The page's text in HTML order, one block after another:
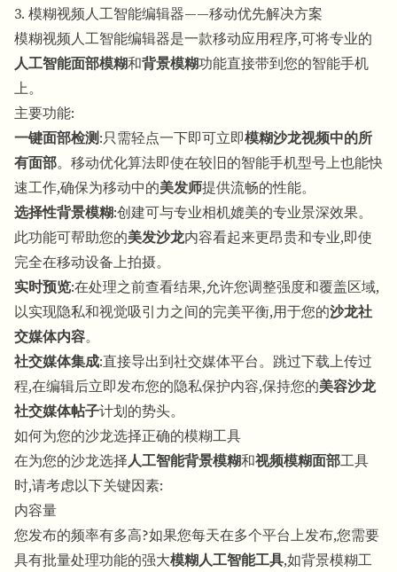
3. 模糊视频人工智能编辑器——移动优先解决方案
模糊视频人工智能编辑器是一款移动应用程序,可将专业的
人工智能面部模糊和背景模糊功能直接带到您的智能手机
上。
主要功能:
一键面部检测:只需轻点一下即可立即模糊沙龙视频中的所
有面部。移动优化算法即使在较旧的智能手机型号上也能快
速工作,确保为移动中的美发师提供流畅的性能。
选择性背景模糊:创建可与专业相机媲美的专业景深效果。
此功能可帮助您的美发沙龙内容看起来更昂贵和专业,即使
完全在移动设备上拍摄。
实时预览:在处理之前查看结果,允许您调整强度和覆盖区域,
以实现隐私和视觉吸引力之间的完美平衡,用于您的沙龙社
交媒体内容。
社交媒体集成:直接导出到社交媒体平台。跳过下载上传过
程,在编辑后立即发布您的隐私保护内容,保持您的美容沙龙
社交媒体帖子计划的势头。
如何为您的沙龙选择正确的模糊工具
在为您的沙龙选择人工智能背景模糊和视频模糊面部工具
时,请考虑以下关键因素:
内容量
您发布的频率有多高?如果您每天在多个平台上发布,您需要
具有批量处理功能的强大模糊人工智能工具,如背景模糊工